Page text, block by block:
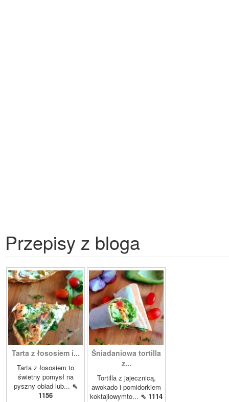
Przepisy z bloga
Tarta z łososiem i...
Tarta z łososiem to
świetny pomysł na
pyszny obiad lub... ⇖
1156
Śniadaniowa tortilla
z...
Tortilla z jajecznicą,
awokado i pomidorkiem
koktajlowymto... ⇖ 1114